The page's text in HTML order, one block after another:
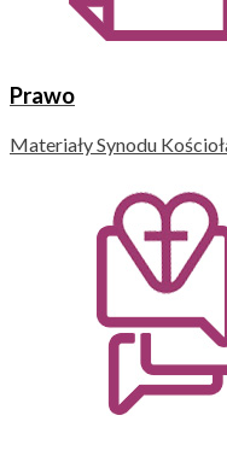
Prawo
Materiały Synodu